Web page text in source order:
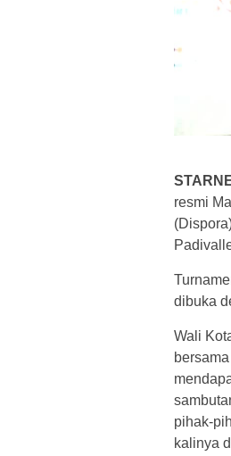
resmi
dibuka
Wali
pihak-
kalinya